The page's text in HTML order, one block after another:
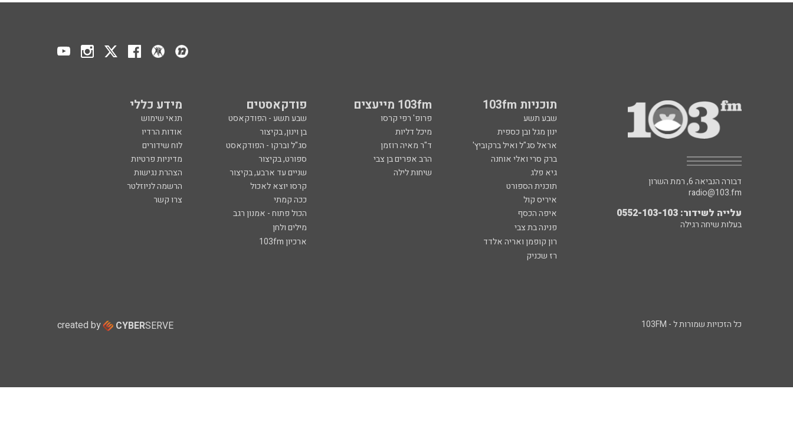
תוכניות 103fm 103fm מייעצים פודקאסטים מידע כללי
שבע תשע פרופ' רפי קרסו שבע תשע - הפודקאסט
תנאי שימוש
ינון מגל ובן כספית
מיכל דליות בן וינון, בקיצור
אודות הרדיו
אראל סג"ל ואיל ברקוביץ'
ד"ר מאיה רוזמן סג"ל וברקו - הפודקאסט
לוח שידורים
ברק סרי ואלי אוחנה
הרב אפרים בן צבי ספורט, בקיצור
מדיניות פרטיות
גיא פלג
שיחות לילה שניים עד ארבע, בקיצור
הצהרת נגישות
תוכנית הספורט
קרסו יוצא לאכול
הרשמה לניוזלטר
איריס קול
ככה קמתי
צרו קשר
איפה הכסף
הכול פתוח - אמנון רגב
פנינה בת צבי
מילים ולחן
רון קופמן ואריה אלדד
ארכיון 103fm
רז שכניק
דבורה הנביאה 6, רמת השרון
radio@103.fm
עלייה לשידור: 0552-103-103
בעלות שיחה רגילה
כל הזכויות שמורות ל - 103FM created by CYBERSERVE